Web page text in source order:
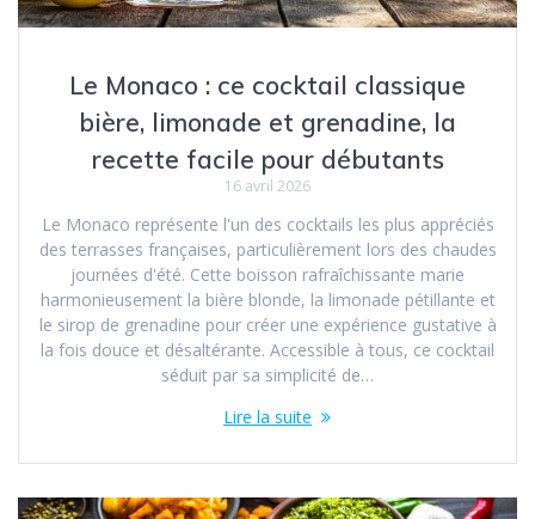
Le Monaco : ce cocktail classique
bière, limonade et grenadine, la
recette facile pour débutants
16 avril 2026
Le Monaco représente l'un des cocktails les plus appréciés
des terrasses françaises, particulièrement lors des chaudes
journées d'été. Cette boisson rafraîchissante marie
harmonieusement la bière blonde, la limonade pétillante et
le sirop de grenadine pour créer une expérience gustative à
la fois douce et désaltérante. Accessible à tous, ce cocktail
séduit par sa simplicité de…
Lire la suite